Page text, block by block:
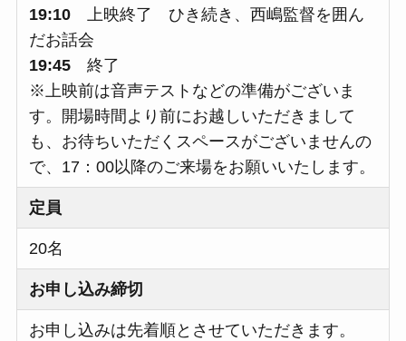
19:10 上映終了 ひき続き、西嶋監督を囲ん
だお話会
19:45 終了
※上映前は音声テストなどの準備がございま
す。開場時間より前にお越しいただきまして
も、お待ちいただくスペースがございませんの
で、17：00以降のご来場をお願いいたします。
定員
20名
お申し込み締切
お申し込みは先着順とさせていただきます。